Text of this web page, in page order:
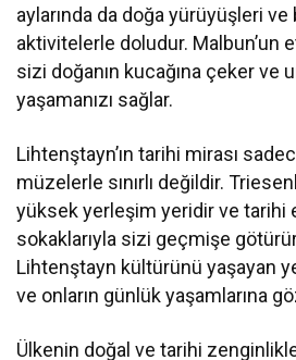
aylarında da doğa yürüyüşleri
aktivitelerle doludur. Malbun’un
sizi doğanın kucağına çeker ve
yaşamanızı sağlar.
Lihtenştayn’ın tarihi mirası
müzelerle sınırlı değildir.
yüksek yerleşim yeridir ve tarihi
sokaklarıyla sizi geçmişe
Lihtenştayn kültürünü yaşayan
ve onların günlük yaşamlarına
Ülkenin doğal ve tarihi